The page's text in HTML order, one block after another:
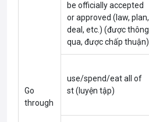
Go
through
be officially accepted
or approved (law, plan,
deal, etc.) (được thông
qua, được chấp thuận)
use/spend/eat all of
st (luyện tập)